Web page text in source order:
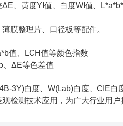
、黄度YI值、白度WI值、
膜整理片、口径板等配件。
值、LCH值等颜色指数
、ΔE等色差值
3Y)白度、W(Lab)白度、CIE白
观检测技术应用，为广大行业用户